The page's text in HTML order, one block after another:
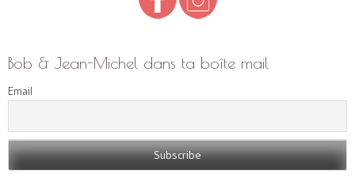
Bob & Jean-Michel dans ta boîte mail
Email